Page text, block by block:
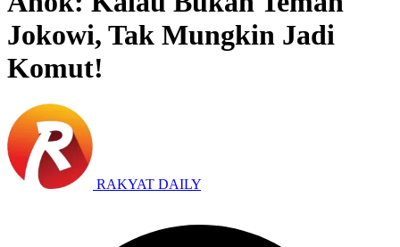
Jokowi, Tak Mungkin Jadi
Komut!
RAKYAT DAILY